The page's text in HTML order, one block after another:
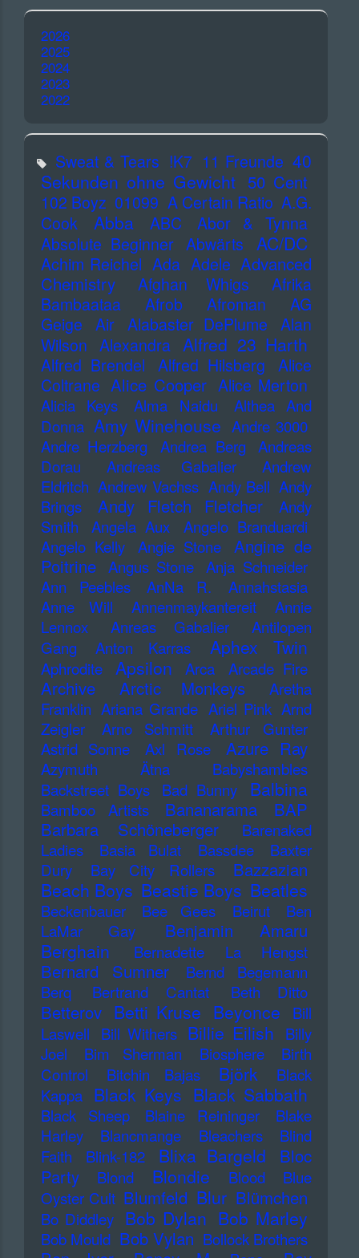
2026
2025
2024
2023
2022
Sweat & Tears !K7 11 Freunde 40
Sekunden ohne Gewicht 50 Cent
102 Boyz 01099 A Certain Ratio A.G.
Cook
Abba ABC
Abor & Tynna
Absolute Beginner Abwärts AC/DC
Achim Reichel Ada Adele Advanced
Chemistry
Afghan Whigs
Afrika
Bambaataa
Afrob Afroman
AG
Geige
Air Alabaster DePlume
Alan
Wilson Alexandra Alfred 23 Harth
Alfred Brendel Alfred Hilsberg
Alice
Coltrane Alice Cooper Alice Merton
Alicia Keys Alma Naidu
Althea And
Donna Amy Winehouse Andre 3000
Andre Herzberg
Andrea Berg
Andreas
Dorau
Andreas Gabalier
Andrew
Eldritch Andrew Vachss Andy Bell Andy
Brings
Andy Fletch Fletcher
Andy
Smith
Angela Aux
Angelo Branduardi
Angelo Kelly
Angie Stone
Angine de
Poitrine Angus Stone Anja Schneider
Ann Peebles
AnNa R.
Annahstasia
Anne Will
Annenmaykantereit
Annie
Lennox
Anreas Gabalier
Antilopen
Gang
Anton Karras Aphex Twin
Aphrodite Apsilon Arca Arcade Fire
Archive Arctic Monkeys
Aretha
Franklin Ariana Grande Ariel Pink Arnd
Zeigler
Arno Schmitt
Arthur Gunter
Astrid Sonne
Axl Rose Azure Ray
Azymuth Ätna
Babyshambles
Backstreet Boys
Bad Bunny Balbina
Bamboo Artists Bananarama
BAP
Barbara Schöneberger
Barenaked
Ladies
Basia Bulat Bassdee
Baxter
Dury
Bay City Rollers Bazzazian
Beach Boys Beastie Boys Beatles
Beckenbauer Bee Gees Beirut
Ben
LaMar Gay
Benjamin Amaru
Berghain Bernadette La Hengst
Bernard Sumner
Bernd Begemann
Berq
Bertrand Cantat Beth Ditto
Betterov Betti Kruse Beyonce
Bill
Laswell
Bill Withers Billie Eilish
Billy
Joel
Bim Sherman Biosphere
Birth
Control
Bitchin Bajas Björk
Black
Kappa Black Keys Black Sabbath
Black Sheep Blaine Reininger
Blake
Harley
Blancmange Bleachers
Blind
Faith
Blink-182 Blixa Bargeld
Bloc
Party
Blond Blondie Blood
Blue
Oyster Cult Blumfeld Blur Blümchen
Bo Diddley Bob Dylan Bob Marley
Bob Mould Bob Vylan Bollock Brothers